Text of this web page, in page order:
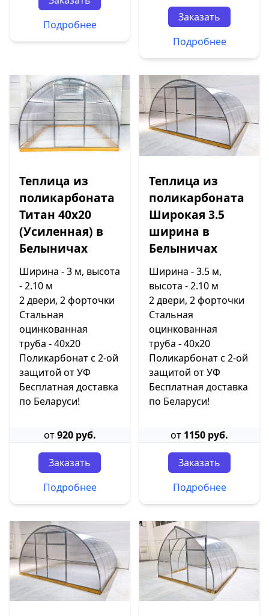
Подробнее
Заказать
Подробнее
Теплица из
поликарбоната
Титан 40х20
(Усиленная) в
Белыничах
Ширина - 3 м, высота
- 2.10 м
2 двери, 2 форточки
Стальная
оцинкованная
труба - 40х20
Поликарбонат с 2-ой
защитой от УФ
Бесплатная доставка
по Беларуси!
от920 руб.
Заказать
Подробнее
Теплица из
поликарбоната
Широкая 3.5
ширина в
Белыничах
Ширина - 3.5 м,
высота - 2.10 м
2 двери, 2 форточки
Стальная
оцинкованная
труба - 40х20
Поликарбонат с 2-ой
защитой от УФ
Бесплатная доставка
по Беларуси!
от 1150 руб.
Заказать
Подробнее